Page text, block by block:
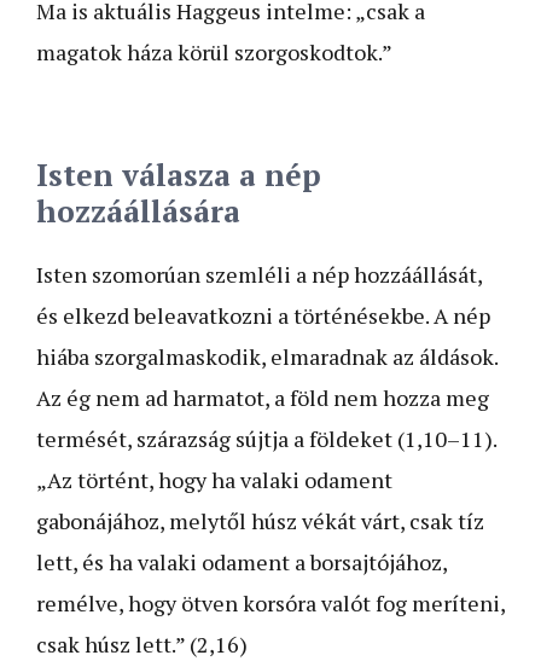
Ma is aktuális Haggeus intelme: „csak a
magatok háza körül szorgoskodtok.”
Isten válasza a nép
hozzáállására
Isten szomorúan szemléli a nép hozzáállását,
és elkezd bele­avatkozni a történésekbe. A nép
hiába szorgalmaskodik, elmaradnak az áldások.
Az ég nem ad harmatot, a föld nem hozza meg
termését, szárazság sújtja a földeket (1,10–11).
„Az történt, hogy ha valaki odament
gabonájához, melytől húsz vékát várt, csak tíz
lett, és ha valaki odament a borsajtójához,
remélve, hogy ötven korsóra valót fog meríteni,
csak húsz lett.” (2,16)